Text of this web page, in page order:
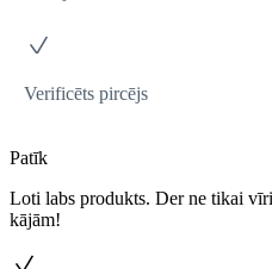
Verificēts pircējs
Patīk
Loti labs produkts. Der ne tikai
kājām!